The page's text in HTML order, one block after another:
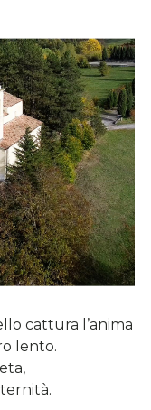
cattura l’anima
lento.